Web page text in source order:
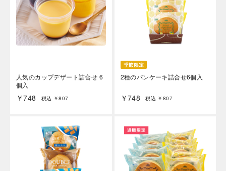
人気のカップデザート詰合せ 6
個入
￥748 税込 ￥807
2種のパンケーキ詰合せ6個入
￥748 税込 ￥807